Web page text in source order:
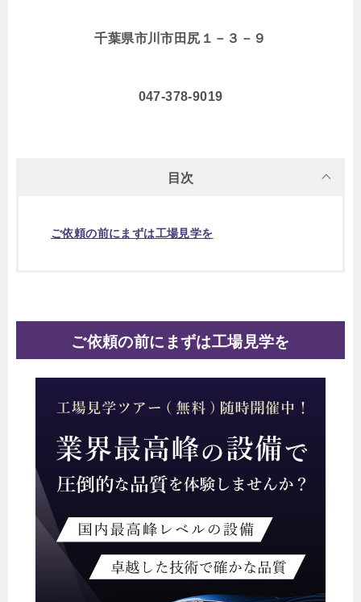
千葉県市川市田尻１－３－９
047-378-9019
目次
ご依頼の前にまずは工場見学を
ご依頼の前にまずは工場見学を